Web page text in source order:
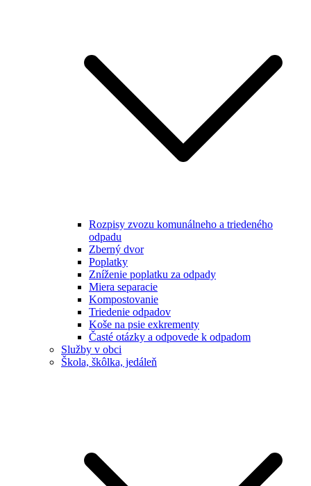
Rozpisy zvozu komunálneho a triedeného
odpadu
Zberný dvor
Poplatky
Zníženie poplatku za odpady
Miera separacie
Kompostovanie
Triedenie odpadov
Koše na psie exkrementy
Časté otázky a odpovede k odpadom
Služby v obci
Škola, škôlka, jedáleň